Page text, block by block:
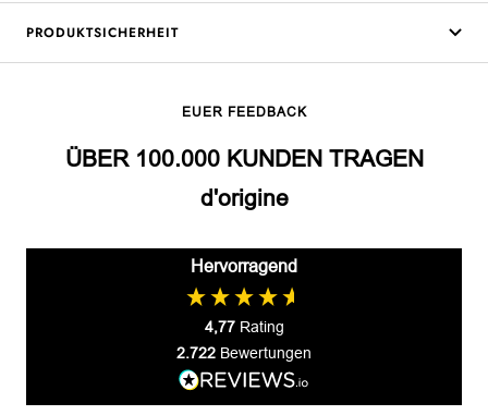
PRODUKTSICHERHEIT
EUER FEEDBACK
ÜBER 100.000 KUNDEN TRAGEN
d'origine
Hervorragend
4,77 Rating
2.722 Bewertungen